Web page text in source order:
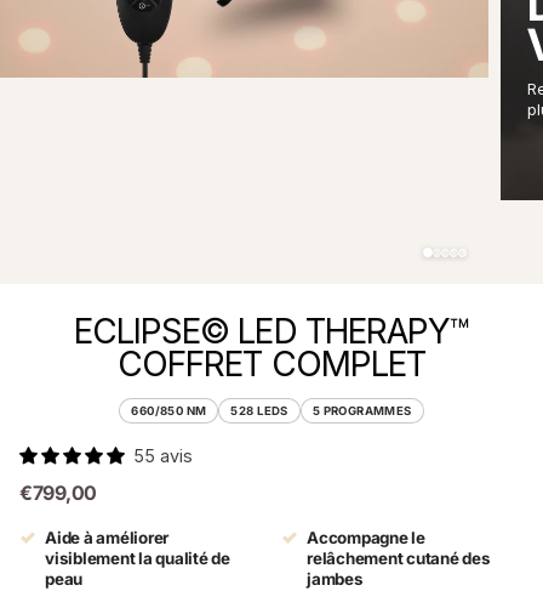
ECLIPSE© LED THERAPY™
COFFRET COMPLET
660/850 NM 528 LEDS 5 PROGRAMMES
55 avis
€799,00
Aide à améliorer
visiblement la qualité de
peau
Accompagne le
relâchement cutané des
jambes